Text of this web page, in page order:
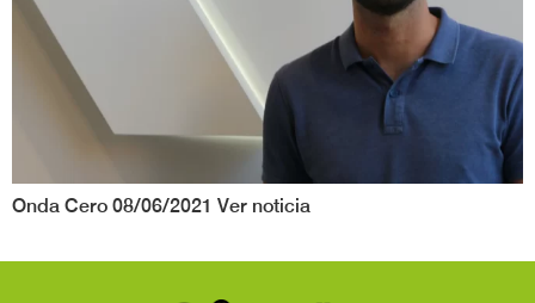
Onda Cero 08/06/2021 Ver noticia